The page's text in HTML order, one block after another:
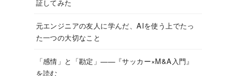
元エンジニアの友人に学んだ、AIを使う上でたっ
た一つの大切なこと
「感情」と「勘定」——『サッカー×M&A入門』
を読む